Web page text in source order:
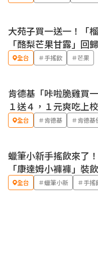
優惠
大苑子買一送一！「
「酪梨芒果甘露」回
全台 ＃手搖飲 ＃芒果
優惠
肯德基「咔啦脆雞買
１送４，１元爽吃上
全台 ＃肯德基 ＃肯德基
蠟筆小新手搖飲來了
「康達姆小褲褲」裝
全台 ＃蠟筆小新 ＃手搖